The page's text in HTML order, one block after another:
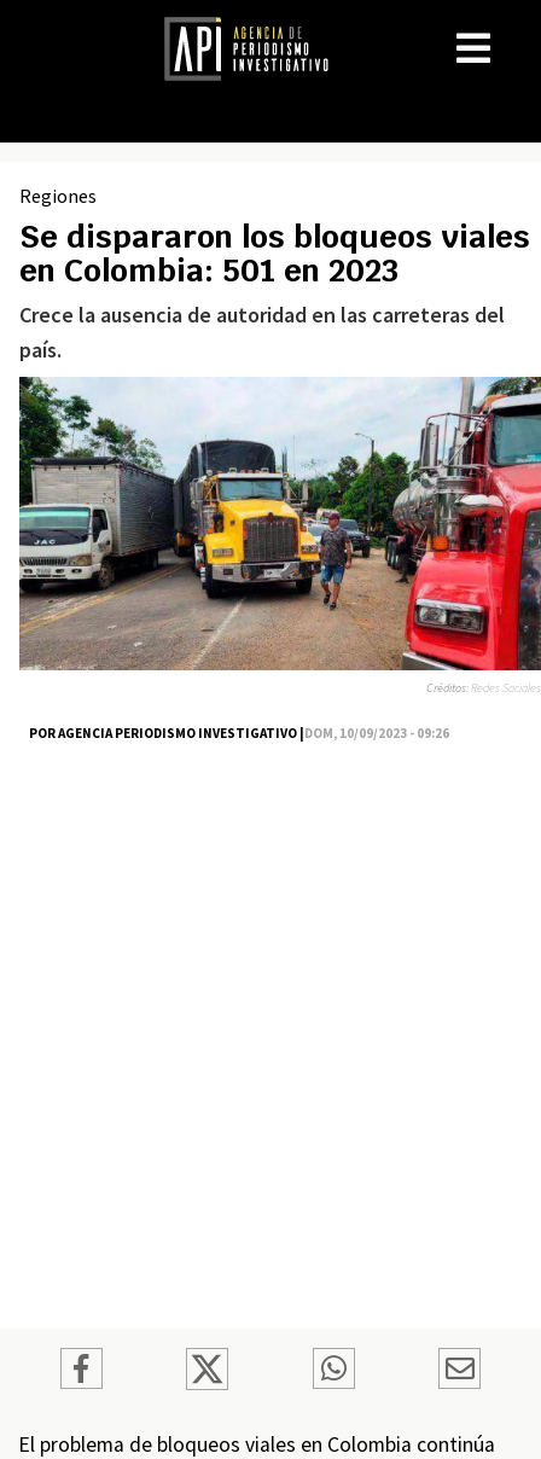
Regiones
Se dispararon los bloqueos viales
en Colombia: 501 en 2023
Crece la ausencia de autoridad en las carreteras del
país.
POR AGENCIA PERIODISMO INVESTIGATIVO |DOM, 10/09/2023 - 09:26
Créditos:Redes Sociales
El problema de bloqueos viales en Colombia continúa